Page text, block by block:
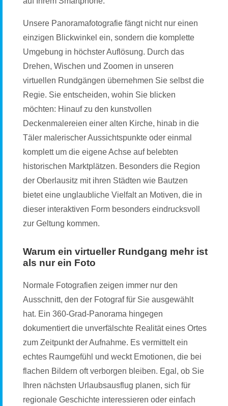
Unsere Panoramafotografie fängt nicht nur einen
einzigen Blickwinkel ein, sondern die komplette
Umgebung in höchster Auflösung. Durch das
Drehen, Wischen und Zoomen in unseren
virtuellen Rundgängen übernehmen Sie selbst die
Regie. Sie entscheiden, wohin Sie blicken
möchten: Hinauf zu den kunstvollen
Deckenmalereien einer alten Kirche, hinab in die
Täler malerischer Aussichtspunkte oder einmal
komplett um die eigene Achse auf belebten
historischen Marktplätzen. Besonders die Region
der Oberlausitz mit ihren Städten wie Bautzen
bietet eine unglaubliche Vielfalt an Motiven, die in
dieser interaktiven Form besonders eindrucksvoll
zur Geltung kommen.
Warum ein virtueller Rundgang mehr ist
als nur ein Foto
Normale Fotografien zeigen immer nur den
Ausschnitt, den der Fotograf für Sie ausgewählt
hat. Ein 360-Grad-Panorama hingegen
dokumentiert die unverfälschte Realität eines Ortes
zum Zeitpunkt der Aufnahme. Es vermittelt ein
echtes Raumgefühl und weckt Emotionen, die bei
flachen Bildern oft verborgen bleiben. Egal, ob Sie
Ihren nächsten Urlaubsausflug planen, sich für
regionale Geschichte interessieren oder einfach